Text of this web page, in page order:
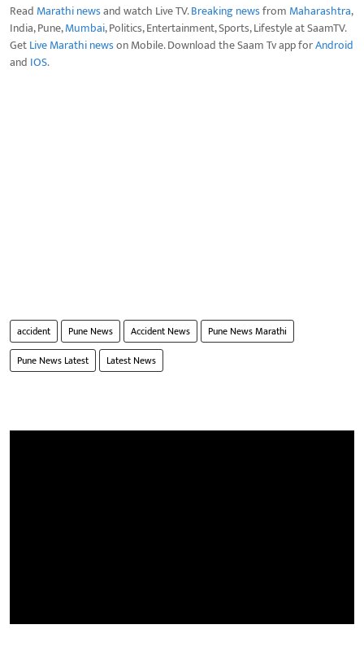
Read Marathi newsand watch Live TV.Breaking newsfrom Maharashtra,
India, Pune,Mumbai, Politics, Entertainment, Sports, Lifestyle at SaamTV.
GetLive Marathi newson Mobile. Download the Saam Tv app forAndroid
and IOS.
accident Pune News Accident News
Pune News Marathi
Pune News Latest
Latest News